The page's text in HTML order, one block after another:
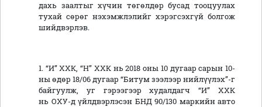
дахь заалтыг хүчин төгөлдөр бусад тооцуулах
тухай сөрөг нэхэмжлэлийг хэрэгсэхгүй болгож
шийдвэрлэв.
1. “И” ХХК, “Н” ХХК нь 2018 оны 10 дугаар сарын 10-
ны өдөр 18/06 дугаар “Битум зээлээр нийлүүлэх”-г
байгуулж, уг гэрээгээр худалдагч “И” ХХК
нь ОХУ-д үйлдвэрлэсэн БНД 90/130 маркийн авто